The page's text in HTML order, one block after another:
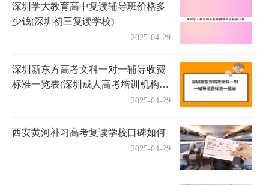
深圳学大教育高中复读辅导班价格多
少钱(深圳初三复读学校)
2025-04-29
深圳新东方高考文科一对一辅导收费
标准一览表(深圳成人高考培训机构有
2025-04-29
西安黄河补习高考复读学校口碑如何
2025-04-29